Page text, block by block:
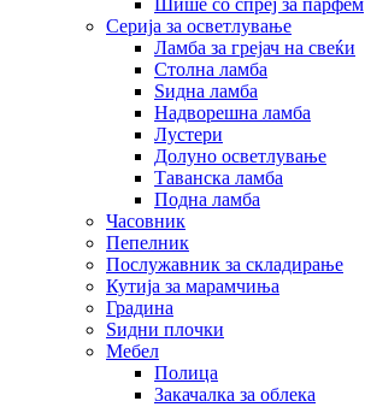
Шише со спреј за парфем
Серија за осветлување
Ламба за грејач на свеќи
Столна ламба
Ѕидна ламба
Надворешна ламба
Лустери
Долуно осветлување
Таванска ламба
Подна ламба
Часовник
Пепелник
Послужавник за складирање
Кутија за марамчиња
Градина
Ѕидни плочки
Мебел
Полица
Закачалка за облека